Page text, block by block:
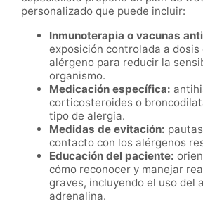
personalizado que puede incluir:
Inmunoterapia o vacunas
exposición controlada a
alérgeno para reducir la
organismo.
Medicación específica:
corticosteroides o
tipo de alergia.
Medidas de evitación:
contacto con los alérgenos
Educación del paciente:
cómo reconocer y manejar
graves, incluyendo el uso del
adrenalina.